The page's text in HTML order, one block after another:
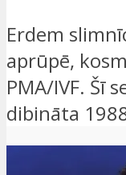
Erdem
aprūpē,
PMA/IVF. Šī
dibināta